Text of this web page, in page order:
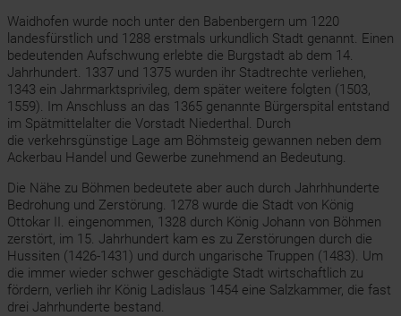
Waidhofen wurde noch unter den Babenbergern um 1220
landesfürstlich und 1288 erstmals urkundlich Stadt genannt. Einen
bedeutenden Aufschwung erlebte die Burgstadt ab dem 14.
Jahrhundert. 1337 und 1375 wurden ihr Stadtrechte verliehen,
1343 ein Jahrmarktsprivileg, dem später weitere folgten (1503,
1559). Im Anschluss an das 1365 genannte Bürgerspital entstand
im Spätmittelalter die Vorstadt Niederthal. Durch
die verkehrsgünstige Lage am Böhmsteig gewannen neben dem
Ackerbau Handel und Gewerbe zunehmend an Bedeutung.
Die Nähe zu Böhmen bedeutete aber auch durch Jahrhhunderte
Bedrohung und Zerstörung. 1278 wurde die Stadt von König
Ottokar II. eingenommen, 1328 durch König Johann von Böhmen
zerstört, im 15. Jahrhundert kam es zu Zerstörungen durch die
Hussiten (1426-1431) und durch ungarische Truppen (1483). Um
die immer wieder schwer geschädigte Stadt wirtschaftlich zu
fördern, verlieh ihr König Ladislaus 1454 eine Salzkammer, die fast
drei Jahrhunderte bestand.